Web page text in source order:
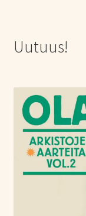
Uutuus!